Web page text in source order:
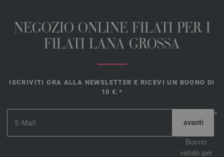
NEGOZIO ONLINE FILATI PER I
FILATI LANA GROSSA
ISCRIVITI ORA ALLA NEWSLETTER E RICEVI UN BUONO DI
10 €.*
*
Buono
valido per